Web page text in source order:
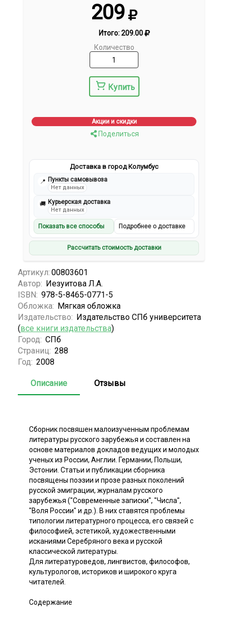
209
Итого:209.00
Количество
Купить
Акции и скидки
Поделиться
Доставка в город Колумбус
📍 Пункты самовывоза
Нет данных
🚚 Курьерская доставка
Нет данных
Показать все способы Подробнее о доставке
Рассчитать стоимость доставки
Артикул: 00803601
Автор: Иезуитова Л.А.
ISBN: 978-5-8465-0771-5
Обложка: Мягкая обложка
Издательство: Издательство СПб университета
(все книги издательства)
Город: СПб
Страниц: 288
Год: 2008
Описание Отзывы
Сборник посвяшен малоизученным проблемам
литературы русского зарубежья и составлен на
основе материалов докладов ведущих и молодых
ученых из России, Англии. Германии, Польши,
Эстонии. Статьи и публикации сборника
посвящены поэзии и прозе разных поколений
русской эмиграции, журналам русского
зарубежья ("Современные записки", "Числа",
"Воля России" и др.). В них ставятся проблемы
типологии литературного процесса, его связей с
философией, эстетикой, художественными
исканиями Серебряного века и русской
классической литературы.
Для литературоведов, лингвистов, философов,
культурологов, историков и широкого круга
читателей.
Содержание